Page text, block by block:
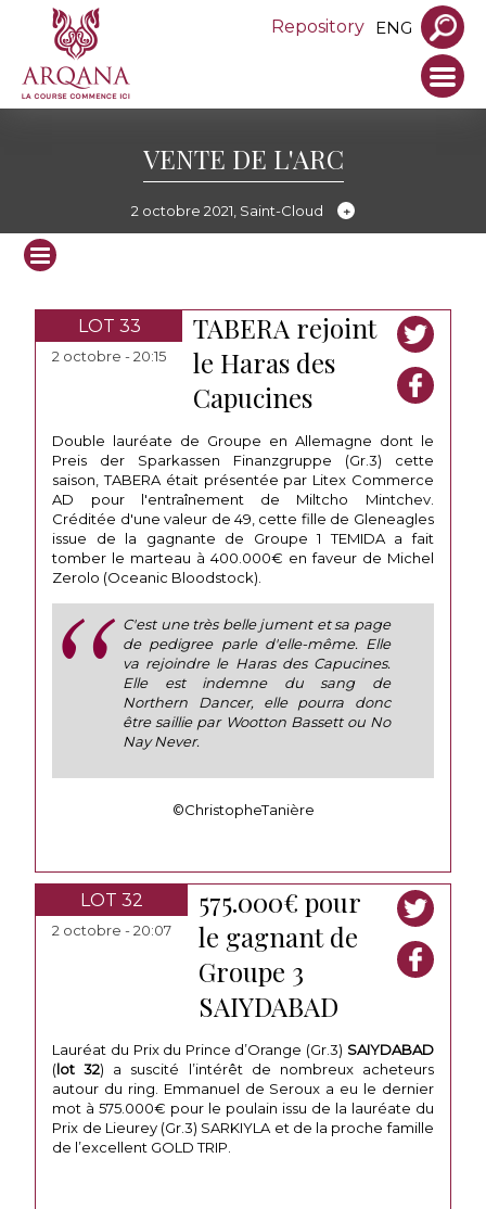
Repository ENG
VENTE DE L'ARC
2 octobre 2021, Saint-Cloud
LOT 33
2 octobre - 20:15
TABERA rejoint
le Haras des
Capucines
Double lauréate de Groupe en Allemagne dont le
Preis der Sparkassen Finanzgruppe (Gr.3) cette
saison, TABERA était présentée par Litex Commerce
AD pour l'entraînement de Miltcho Mintchev.
Créditée d'une valeur de 49, cette fille de Gleneagles
issue de la gagnante de Groupe 1 TEMIDA a fait
tomber le marteau à 400.000€ en faveur de Michel
Zerolo (Oceanic Bloodstock).
C'est une très belle jument et sa page
de pedigree parle d'elle-même. Elle
va rejoindre le Haras des Capucines.
Elle est indemne du sang de
Northern Dancer, elle pourra donc
être saillie par Wootton Bassett ou No
Nay Never.
©ChristopheTanière
LOT 32
2 octobre - 20:07
575.000€ pour
le gagnant de
Groupe 3
SAIYDABAD
Lauréat du Prix du Prince d’Orange (Gr.3) SAIYDABAD
(lot 32) a suscité l’intérêt de nombreux acheteurs
autour du ring. Emmanuel de Seroux a eu le dernier
mot à 575.000€ pour le poulain issu de la lauréate du
Prix de Lieurey (Gr.3) SARKIYLA et de la proche famille
de l’excellent GOLD TRIP.